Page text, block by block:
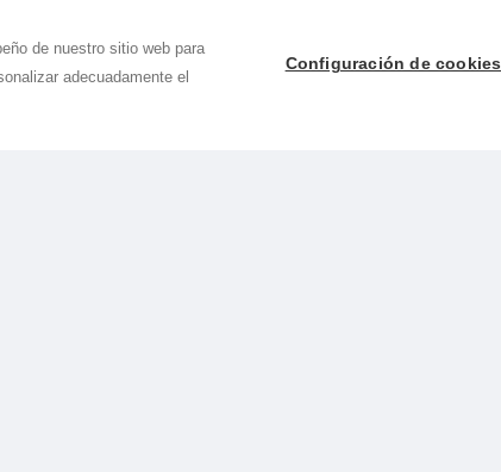
de nuestro sitio web para
adecuadamente el
Configuración de cookies